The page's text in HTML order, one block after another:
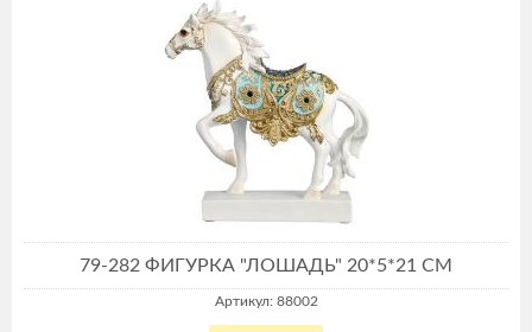
79-282 ФИГУРКА "ЛОШАДЬ" 20*5*21 СМ
Артикул: 88002